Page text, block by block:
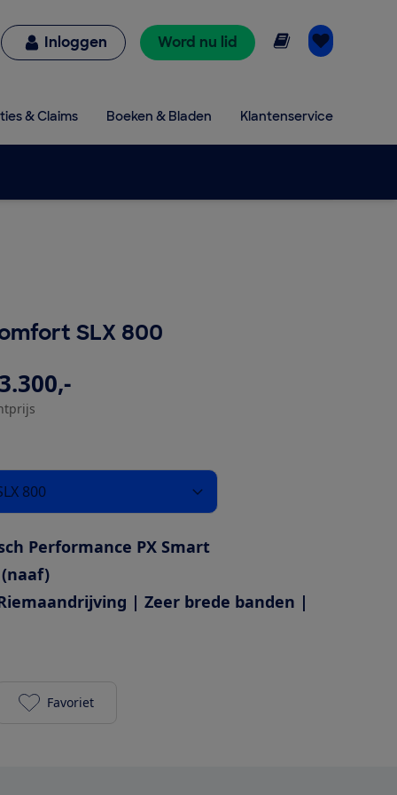
Inloggen Word nu lid Online lezen
& Claims Boeken & Bladen Klantenservice
SLX 800
800
Performance PX Smart
| Zeer brede banden |
Cube Touring Hybrid Comfort SLX 800 toevoegen
Favoriet